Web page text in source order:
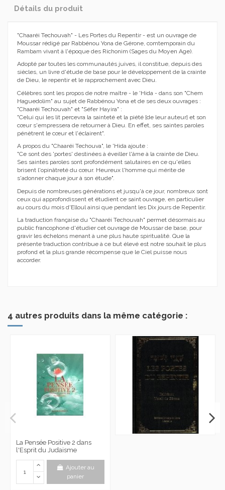
Détails du produit
"Chaaréi Techouvah" - Les Portes du Repentir - est un ouvrage de
Moussar rédigé par Rabbénou Yona de Gérone, comtemporain du
Rambam vivant à l'époque des Richonim (Sages du Moyen Age).
Adopté par toutes les communautés juives, il constitue, depuis des
siècles, un livre d'étude de base pour le développement de la crainte
de Dieu, le repentir et le rapprochement avec Dieu.
Célèbres sont les propos de notre maître - le 'Hida - dans son "Chem
Haguedolim" au sujet de Rabbénou Yona et de ses deux ouvrages :
"Chaaréi Techouvah" et "Séfer Hayira" :
"Celui qui les lit percevra la sainteté et la piété [de leur auteur] et son
cœur s'empressera de retourner à Dieu. En effet, ses saintes paroles
pénètrent le cœur et l'éclairent".
A propos du "Chaaréi Techouva", le 'Hida ajoute :
"Ce sont des 'portes' destinées à éveiller l'âme à la crainte de Dieu.
Ses saintes paroles sont profondément salutaires en ce qu'elles
brisent l'opinâtreté du cœur. Heureux l'homme qui mérite de
s'adonner chaque jour à son étude".
Depuis de nombreuses générations et jusqu'à ce jour, nombreux sont
ceux qui approfondissent et étudient ce saint ouvrage, en particulier
au cours du mois d'Elloul ainsi que pendant les Dix jours de Repentir.
La traduction française du "Chaaréi Techouvah" permet désormais au
public francophone d'étudier cet ouvrage de Moussar de base, pour
gravir les échelons menant à une plus haute spiritualité. Que la
présente traduction contribue à ce but élevé est notre souhait le plus
profond et la plus grande récompense que le Ciel puisse nous
accorder.
4 autres produits dans la même catégorie :
La Pensée Positive 2 dans
l'Esprit du Judaisme
Ajouter au
panier